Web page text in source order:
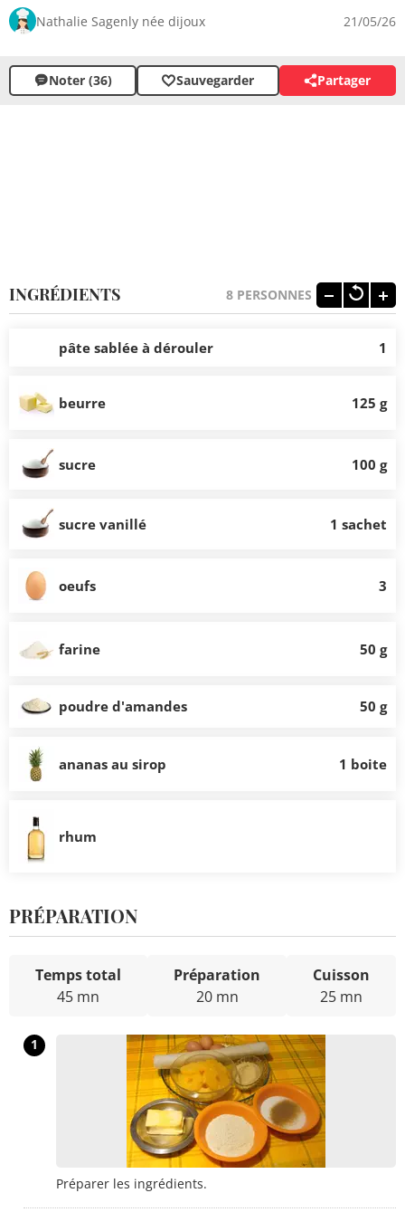
Nathalie Sagenly née dijoux 21/05/26
Noter (36) Sauvegarder Partager
INGRÉDIENTS 8 PERSONNES
pâte sablée à dérouler 1
beurre 125 g
sucre 100 g
sucre vanillé 1 sachet
oeufs 3
farine 50 g
poudre d'amandes 50 g
ananas au sirop 1 boite
rhum
PRÉPARATION
Temps total
45 mn
Préparation
20 mn
Cuisson
25 mn
1
Préparer les ingrédients.